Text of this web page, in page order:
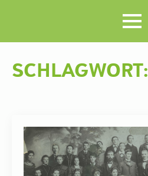
SCHLAGWORT: